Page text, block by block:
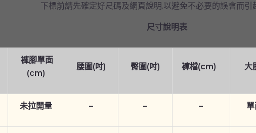
下標前請先確定好尺碼及網頁說明.以避免不必要的誤會而引
尺寸說明表
褲腳單面
(cm)
腰圍(吋) 臀圍(吋) 褲檔(cm) 大
未拉開量 – – –